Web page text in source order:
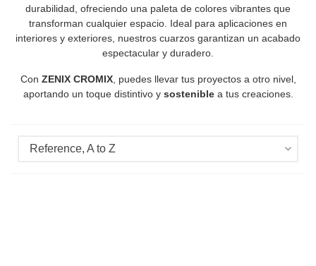
durabilidad, ofreciendo una paleta de colores vibrantes que
transforman cualquier espacio. Ideal para aplicaciones en
interiores y exteriores, nuestros cuarzos garantizan un acabado
espectacular y duradero.
Con ZENIX CROMIX, puedes llevar tus proyectos a otro nivel,
aportando un toque distintivo y sostenible a tus creaciones.
Reference, A to Z